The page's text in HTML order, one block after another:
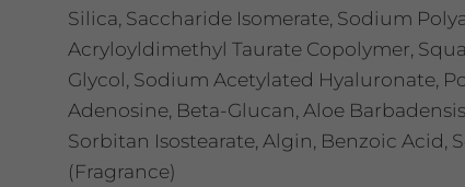
Silica, Saccharide Isomerate, Sodium
Acryloyldimethyl Taurate Copolymer,
Glycol, Sodium Acetylated Hyaluronate,
Adenosine, Beta-Glucan, Aloe
Sorbitan Isostearate, Algin, Benzoic Acid,
(Fragrance)